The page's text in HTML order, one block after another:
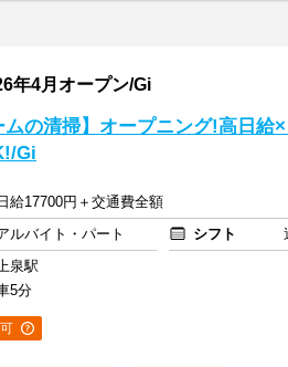
年4月オープン/Gi
ムの清掃】オープニング!高日給
Gi
日給17700円＋交通費全額
ルバイト・パート シフト
泉駅
5分